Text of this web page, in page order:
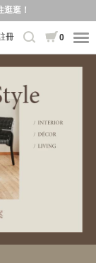
逛！
冊 0